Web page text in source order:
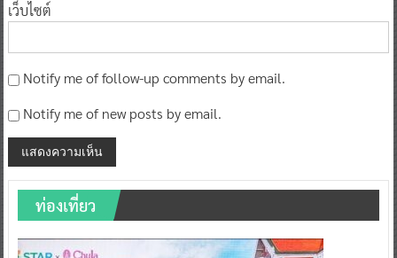
เว็บไซต์
Notify me of follow-up comments by email.
Notify me of new posts by email.
ท่องเที่ยว